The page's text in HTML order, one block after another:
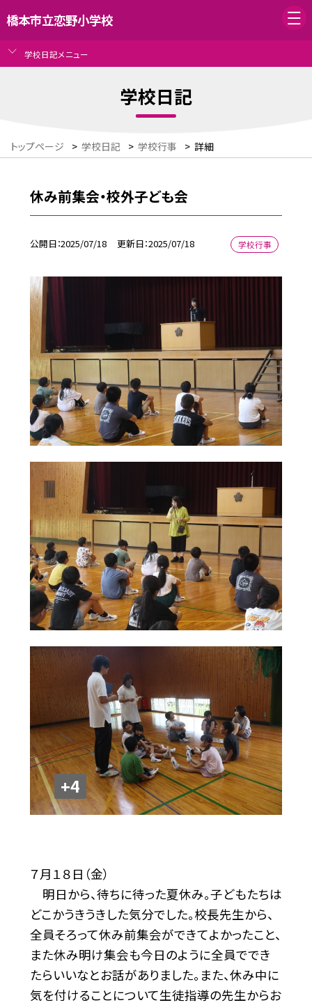
橋本市立恋野小学校
学校日記メニュー
学校日記
トップページ > 学校日記 > 学校行事 > 詳細
休み前集会・校外子ども会
公開日 2025/07/18 更新日 2025/07/18 学校行事
+4
７月１８日（金）
明日から、待ちに待った夏休み。子どもたちは
どこかうきうきした気分でした。校長先生から、
全員そろって休み前集会ができてよかったこと、
また休み明け集会も今日のように全員ででき
たらいいなとお話がありました。また、休み中に
気を付けることについて生徒指導の先生からお